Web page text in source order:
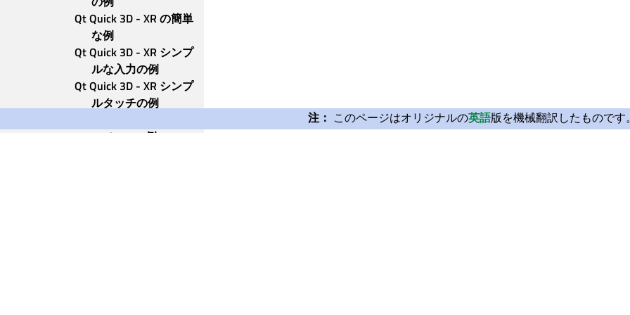
Qt Quick 3D - XR の簡単
な例
Qt Quick 3D - XR シンプ
ルな入力の例
Qt Quick 3D - XR シンプ
ルタッチの例
Anchors の例
注： このページはオリジナルの英語版を機械翻訳したものです。